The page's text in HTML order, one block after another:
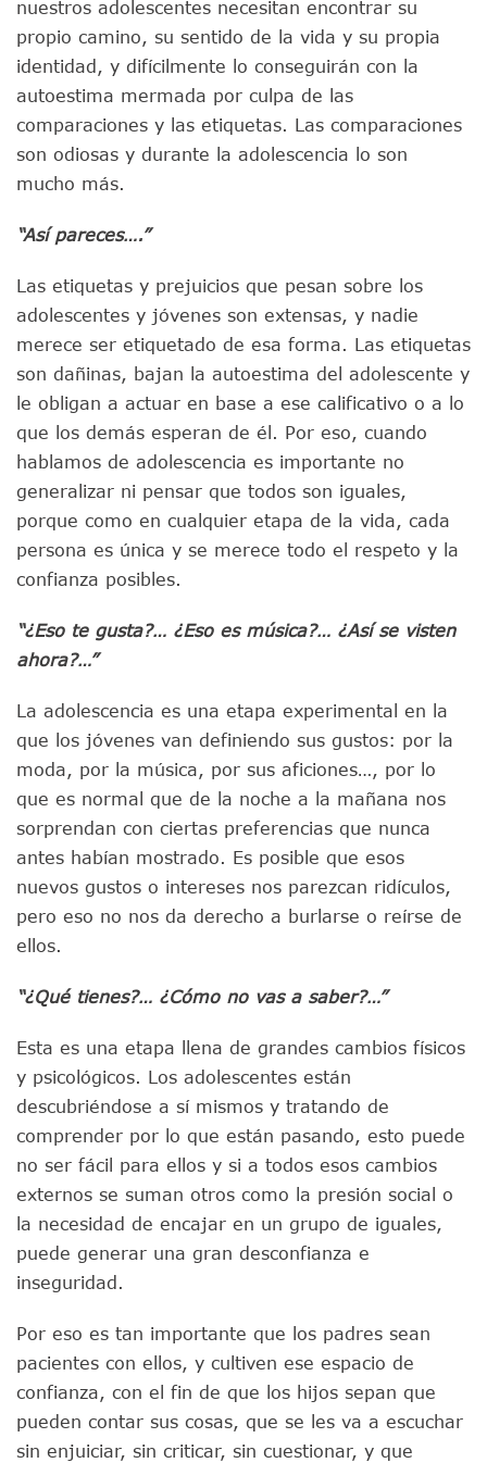
nuestros adolescentes necesitan encontrar su
propio camino, su sentido de la vida y su propia
identidad, y difícilmente lo conseguirán con la
autoestima mermada por culpa de las
comparaciones y las etiquetas. Las comparaciones
son odiosas y durante la adolescencia lo son
mucho más.
“Así pareces….”
Las etiquetas y prejuicios que pesan sobre los
adolescentes y jóvenes son extensas, y nadie
merece ser etiquetado de esa forma. Las etiquetas
son dañinas, bajan la autoestima del adolescente y
le obligan a actuar en base a ese calificativo o a lo
que los demás esperan de él. Por eso, cuando
hablamos de adolescencia es importante no
generalizar ni pensar que todos son iguales,
porque como en cualquier etapa de la vida, cada
persona es única y se merece todo el respeto y la
confianza posibles.
“¿Eso te gusta?… ¿Eso es música?… ¿Así se visten
ahora?…”
La adolescencia es una etapa experimental en la
que los jóvenes van definiendo sus gustos: por la
moda, por la música, por sus aficiones…, por lo
que es normal que de la noche a la mañana nos
sorprendan con ciertas preferencias que nunca
antes habían mostrado. Es posible que esos
nuevos gustos o intereses nos parezcan ridículos,
pero eso no nos da derecho a burlarse o reírse de
ellos.
“¿Qué tienes?… ¿Cómo no vas a saber?…”
Esta es una etapa llena de grandes cambios físicos
y psicológicos. Los adolescentes están
descubriéndose a sí mismos y tratando de
comprender por lo que están pasando, esto puede
no ser fácil para ellos y si a todos esos cambios
externos se suman otros como la presión social o
la necesidad de encajar en un grupo de iguales,
puede generar una gran desconfianza e
inseguridad.
Por eso es tan importante que los padres sean
pacientes con ellos, y cultiven ese espacio de
confianza, con el fin de que los hijos sepan que
pueden contar sus cosas, que se les va a escuchar
sin enjuiciar, sin criticar, sin cuestionar, y que